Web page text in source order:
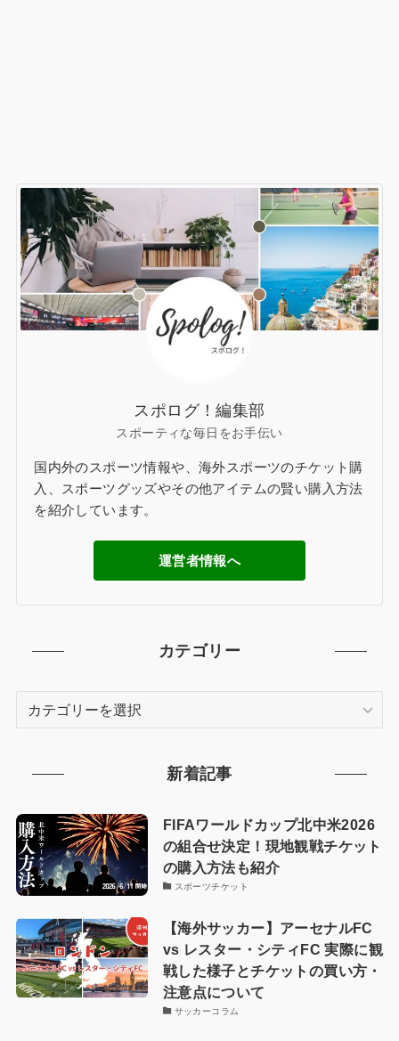
スポログ！編集部
スポーティな毎日をお手伝い
国内外のスポーツ情報や、海外スポーツのチケット購
入、スポーツグッズやその他アイテムの賢い購入方法
を紹介しています。
運営者情報へ
カテゴリー
新着記事
FIFAワールドカップ北中米2026
の組合せ決定！現地観戦チケット
の購入方法も紹介
スポーツチケット
【海外サッカー】アーセナルFC
vs レスター・シティFC 実際に観
戦した様子とチケットの買い方・
注意点について
サッカーコラム